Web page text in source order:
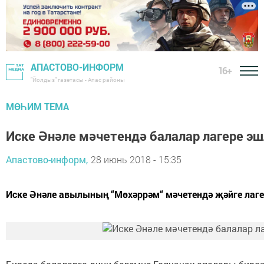
АПАСТОВО-ИНФОРМ
"Йолдыз" газетасы - Апас районы
16+
МӨҺИМ ТЕМА
Иске Әнәле мәчетендә балалар лагере
Апастово-информ, 28 июнь 2018 - 15:35
Иске Әнәле авылының “Мөхәррәм“ мәчетендә җәйге